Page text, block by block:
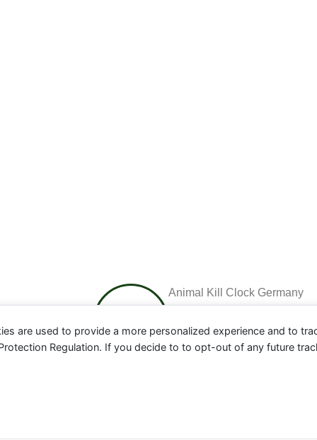
Animal Kill Clock Germany
are used to provide a more personalized experience and to
Regulation. If you decide to to opt-out of any future